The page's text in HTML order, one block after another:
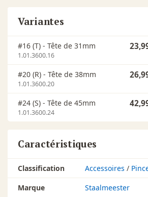
Variantes
#16 (T) - Tête de 31mm
1.01.3600.16
#20 (R) - Tête de 38mm
1.01.3600.20
#24 (S) - Tête de 45mm
1.01.3600.24
Caractéristiques
Classification Accessoires /
Marque
Staalmeester